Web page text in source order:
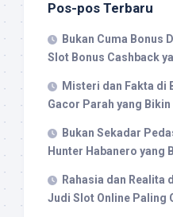
Pos-pos Terbaru
Bukan Cuma Bonus
Slot Bonus Cashback
Misteri dan Fakta di
Gacor Parah yang
Bukan Sekadar
Hunter Habanero yang
Rahasia dan Realita
Judi Slot Online Paling